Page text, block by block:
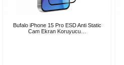
Bufalo iPhone 15 Pro ESD Anti Static
Cam Ekran Koruyucu…